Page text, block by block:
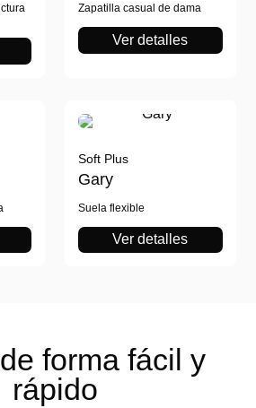
Zapatilla casual de dama
Ver detalles
Soft Plus
Gary
Suela flexible
Ver detalles
forma fácil y
rápido